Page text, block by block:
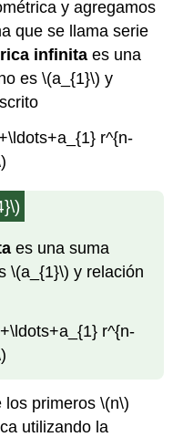
y agregamos
que se llama serie
infinita es una
es\(a_{1}\) y
r^{n-
es una suma
\(a_{1}\) y relación
r^{n-
los primeros\(n\)
utilizando la